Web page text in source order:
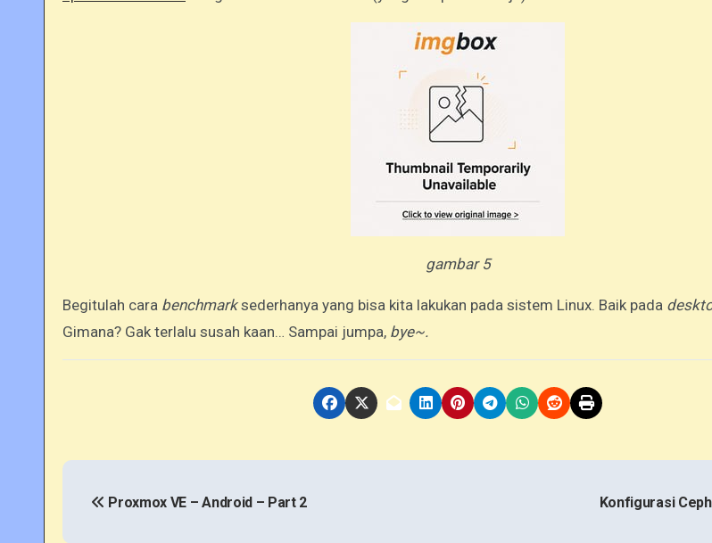
gambar 5
Begitulah cara benchmarksederhanya yang bisa kita lakukan pada sistem Linux. Baik pada
Gimana? Gak terlalu susah kaan… Sampai jumpa, bye~.
P
Proxmox VE – Android – Part 2 Konfigurasi